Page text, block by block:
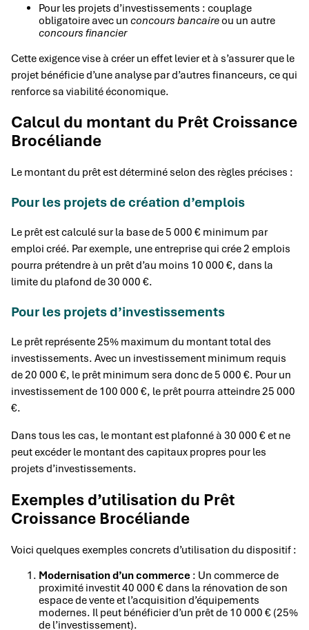
Pour les projets d’investissements : couplage
obligatoire avec un concours bancaireou un autre
concours financier
Cette exigence vise à créer un effet levier et à s’assurer que le
projet bénéficie d’une analyse par d’autres financeurs, ce qui
renforce sa viabilité économique.
Calcul du montant du Prêt Croissance
Brocéliande
Le montant du prêt est déterminé selon des règles précises :
Pour les projets de création d’emplois
Le prêt est calculé sur la base de 5 000 € minimum par
emploi créé. Par exemple, une entreprise qui crée 2 emplois
pourra prétendre à un prêt d’au moins 10 000 €, dans la
limite du plafond de 30 000 €.
Pour les projets d’investissements
Le prêt représente 25% maximum du montant total des
investissements. Avec un investissement minimum requis
de 20 000 €, le prêt minimum sera donc de 5 000 €. Pour un
investissement de 100 000 €, le prêt pourra atteindre 25 000
€.
Dans tous les cas, le montant est plafonné à 30 000 € et ne
peut excéder le montant des capitaux propres pour les
projets d’investissements.
Exemples d’utilisation du Prêt
Croissance Brocéliande
Voici quelques exemples concrets d’utilisation du dispositif :
Modernisation d’un commerce : Un commerce de
proximité investit 40 000 € dans la rénovation de son
espace de vente et l’acquisition d’équipements
modernes. Il peut bénéficier d’un prêt de 10 000 € (25%
de l’investissement).